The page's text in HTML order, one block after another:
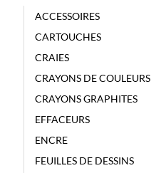
ACCESSOIRES
CARTOUCHES
CRAIES
CRAYONS DE COULEURS
CRAYONS GRAPHITES
EFFACEURS
ENCRE
FEUILLES DE DESSINS